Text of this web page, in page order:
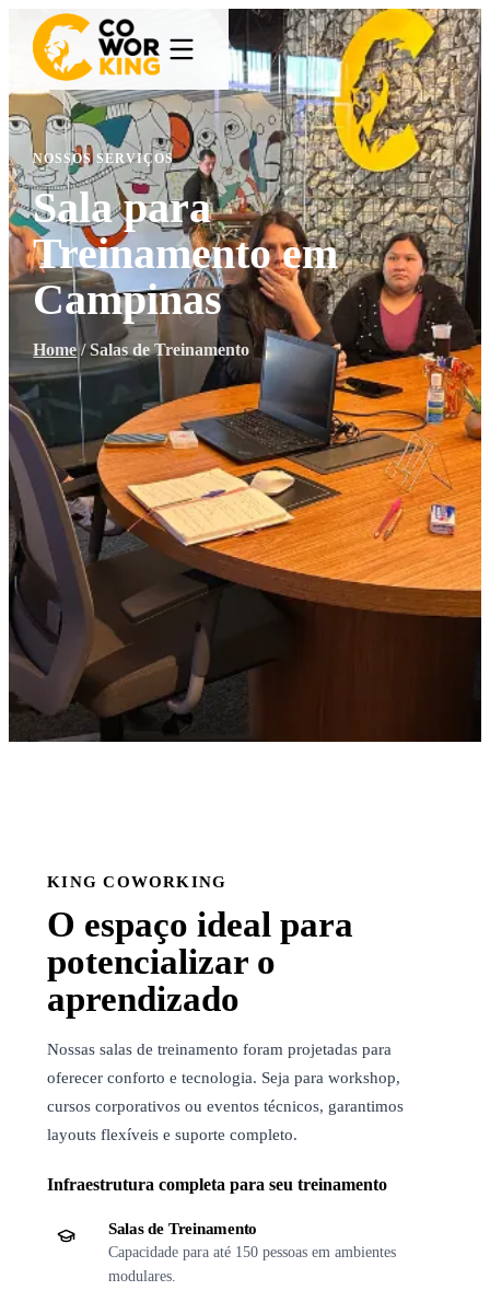
NOSSOS SERVIÇOS
Sala para
Treinamento em
Campinas
Home/Salas de Treinamento
KING COWORKING
O espaço ideal para
potencializar o
aprendizado
Nossas salas de treinamento foram projetadas para
oferecer conforto e tecnologia. Seja para workshop,
cursos corporativos ou eventos técnicos, garantimos
layouts flexíveis e suporte completo.
Infraestrutura completa para seu treinamento
Salas de Treinamento
Capacidade para até 150 pessoas em ambientes
modulares.